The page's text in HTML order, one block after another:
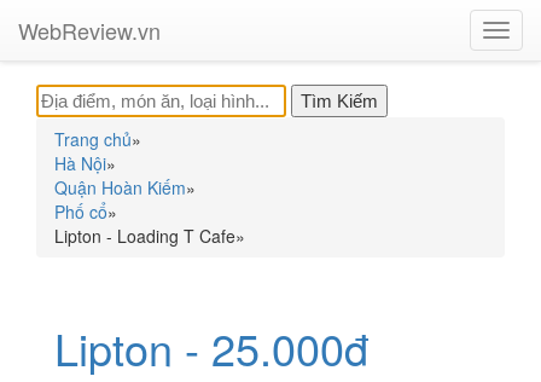
WebReview.vn
Trang chủ»
Hà Nội»
Quận Hoàn Kiếm»
Phố cổ»
Lipton - Loading T Cafe»
Lipton - 25.000đ